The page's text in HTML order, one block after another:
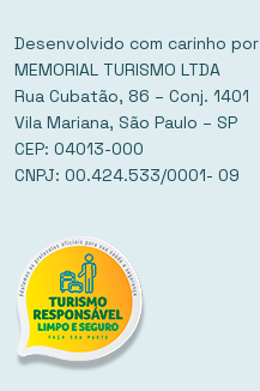
Desenvolvido com carinho por
MEMORIAL TURISMO LTDA
Rua Cubatão, 86 – Conj. 1401
Vila Mariana, São Paulo – SP
CEP: 04013-000
CNPJ: 00.424.533/0001- 09